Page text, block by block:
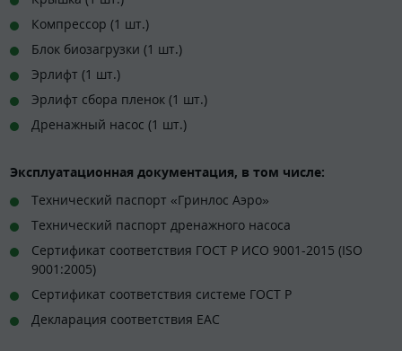
Компрессор (1 шт.)
Блок биозагрузки (1 шт.)
Эрлифт (1 шт.)
Эрлифт сбора пленок (1 шт.)
Дренажный насос (1 шт.)
Эксплуатационная документация, в том числе:
Технический паспорт «Гринлос Аэро»
Технический паспорт дренажного насоса
Сертификат соответствия ГОСТ Р ИСО 9001-2015 (ISO
9001:2005)
Сертификат соответствия системе ГОСТ Р
Декларация соответствия EAC